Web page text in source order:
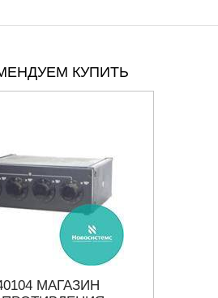
КУПИТЬ
МАГАЗИН